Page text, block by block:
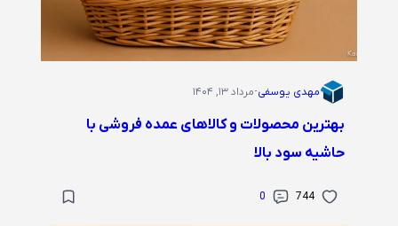
مهدی یوسفی·مرداد ۱۳, ۱۴۰۴
بهترین محصولات و کالاهای عمده فروشی با
حاشیه سود بالا
744
0